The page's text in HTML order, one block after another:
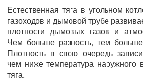
Естественная тяга в угольном
газоходов и дымовой трубе
плотности дымовых газов и
Чем больше разность, тем больше
Плотность в свою очередь
чем ниже температура наружного
тяга.